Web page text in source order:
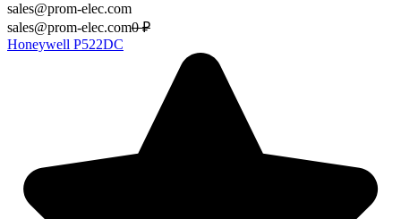
sales@prom-elec.com
sales@prom-elec.com0 ₽
Honeywell P522DC